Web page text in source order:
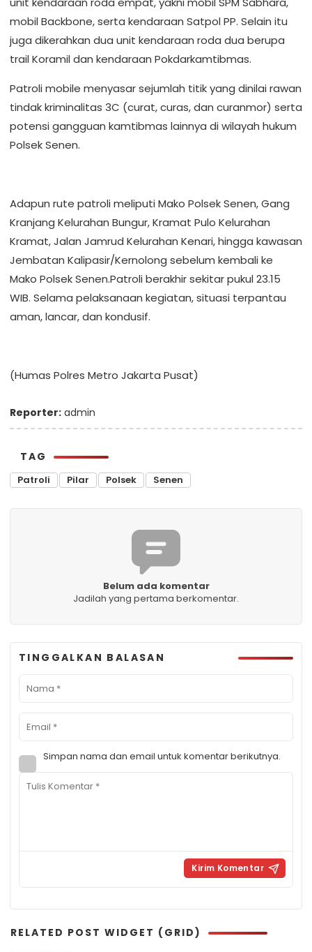
mobil Backbone, serta kendaraan Satpol PP. Selain itu
juga dikerahkan dua unit kendaraan roda dua berupa
trail Koramil dan kendaraan Pokdarkamtibmas.
Patroli mobile menyasar sejumlah titik yang dinilai rawan
tindak kriminalitas 3C (curat, curas, dan curanmor) serta
potensi gangguan kamtibmas lainnya di wilayah hukum
Polsek Senen.
Adapun rute patroli meliputi Mako Polsek Senen, Gang
Kranjang Kelurahan Bungur, Kramat Pulo Kelurahan
Kramat, Jalan Jamrud Kelurahan Kenari, hingga kawasan
Jembatan Kalipasir/Kernolong sebelum kembali ke
Mako Polsek Senen.Patroli berakhir sekitar pukul 23.15
WIB. Selama pelaksanaan kegiatan, situasi terpantau
aman, lancar, dan kondusif.
(Humas Polres Metro Jakarta Pusat)
Reporter: admin
TAG
Patroli Pilar Polsek Senen
Belum ada komentar
Jadilah yang pertama berkomentar.
TINGGALKAN BALASAN
Simpan nama dan email untuk komentar berikutnya.
RELATED POST WIDGET (GRID)